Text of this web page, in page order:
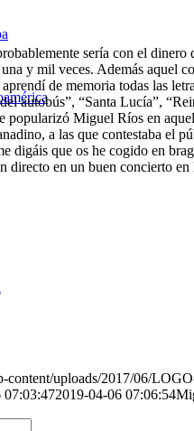
sería con el dinero
y mil veces. Además aquel
de memoria todas las
autobús”, “Santa Lucía”,
popularizó Miguel Ríos en
a las que contestaba el
digáis que os he cogido en
directo en un buen concierto
content/uploads/2017/06/
07:03:472019-04-06 07:06:54